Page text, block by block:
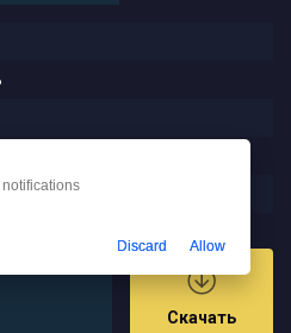
27 03:21:01
Скачать
Discard Allow